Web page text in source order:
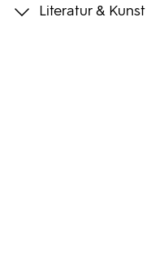
Literatur & Kunst